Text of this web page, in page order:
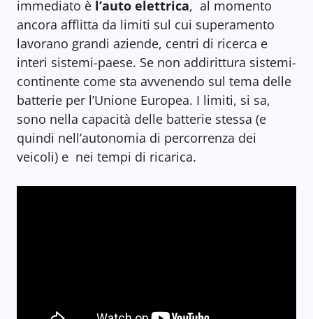
immediato è l’auto elettrica, al momento
ancora afflitta da limiti sul cui superamento
lavorano grandi aziende, centri di ricerca e
interi sistemi-paese. Se non addirittura sistemi-
continente come sta avvenendo sul tema delle
batterie per l’Unione Europea. I limiti, si sa,
sono nella capacità delle batterie stessa (e
quindi nell’autonomia di percorrenza dei
veicoli) e nei tempi di ricarica.